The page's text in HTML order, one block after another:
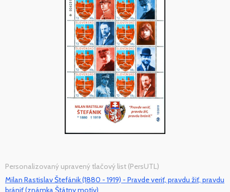
Personalizovaný upravený tlačový list (PersUTL)
Milan Rastislav Štefánik (1880 - 1919) - Pravde veriť, pravdu žiť, pravdu
brániť (známka Štátny motív)